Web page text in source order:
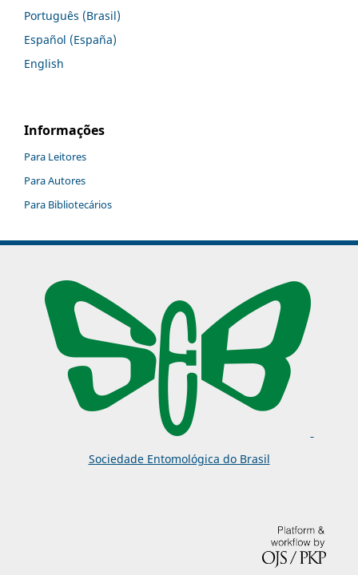
Português (Brasil)
Español (España)
English
Informações
Para Leitores
Para Autores
Para Bibliotecários
Sociedade Entomológica do Brasil